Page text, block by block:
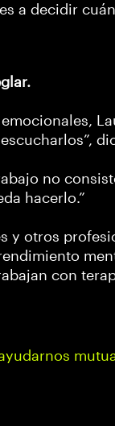
a decidir
no
hacerlo.”
y otros
con